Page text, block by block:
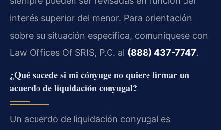
interés superior del menor. Para orientación
sobre su situación específica, comuníquese con
Law Offices Of SRIS, P.C. al (888) 437-7747.
¿Qué sucede si mi cónyuge no quiere firmar un
acuerdo de liquidación conyugal?
Un acuerdo de liquidación conyugal es